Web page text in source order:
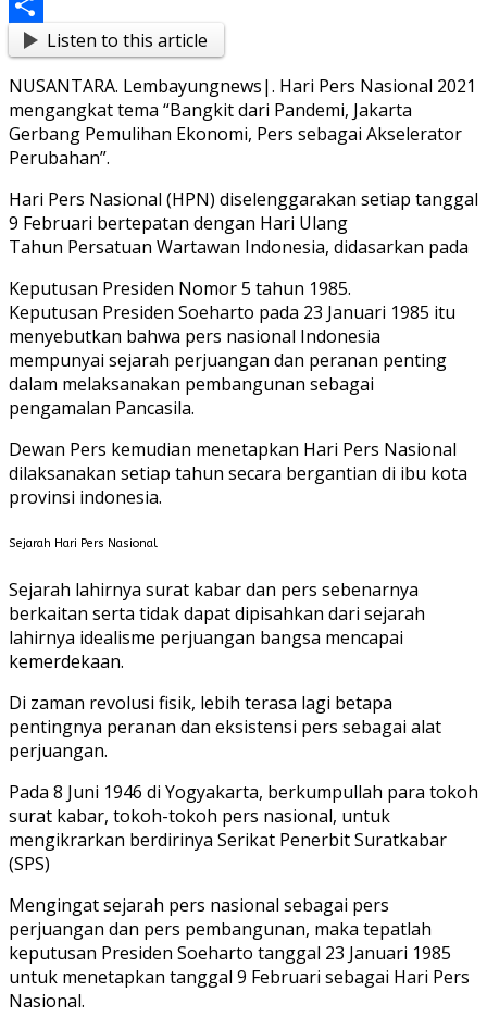
Messenger
ShareListen to this article
NUSANTARA. Lembayungnews|. Hari Pers Nasional 2021
mengangkat tema “Bangkit dari Pandemi, Jakarta
Gerbang Pemulihan Ekonomi, Pers sebagai Akselerator
Perubahan”.
Hari Pers Nasional (HPN) diselenggarakan setiap tanggal
9 Februari bertepatan dengan Hari Ulang
Tahun Persatuan Wartawan Indonesia, didasarkan pada
Keputusan Presiden Nomor 5 tahun 1985.
Keputusan Presiden Soeharto pada 23 Januari 1985 itu
menyebutkan bahwa pers nasional Indonesia
mempunyai sejarah perjuangan dan peranan penting
dalam melaksanakan pembangunan sebagai
pengamalan Pancasila.
Dewan Pers kemudian menetapkan Hari Pers Nasional
dilaksanakan setiap tahun secara bergantian di ibu kota
provinsi indonesia.
Sejarah Hari Pers Nasional
Sejarah lahirnya surat kabar dan pers sebenarnya
berkaitan serta tidak dapat dipisahkan dari sejarah
lahirnya idealisme perjuangan bangsa mencapai
kemerdekaan.
Di zaman revolusi fisik, lebih terasa lagi betapa
pentingnya peranan dan eksistensi pers sebagai alat
perjuangan.
Pada 8 Juni 1946 di Yogyakarta, berkumpullah para tokoh
surat kabar, tokoh-tokoh pers nasional, untuk
mengikrarkan berdirinya Serikat Penerbit Suratkabar
(SPS)
Mengingat sejarah pers nasional sebagai pers
perjuangan dan pers pembangunan, maka tepatlah
keputusan Presiden Soeharto tanggal 23 Januari 1985
untuk menetapkan tanggal 9 Februari sebagai Hari Pers
Nasional.